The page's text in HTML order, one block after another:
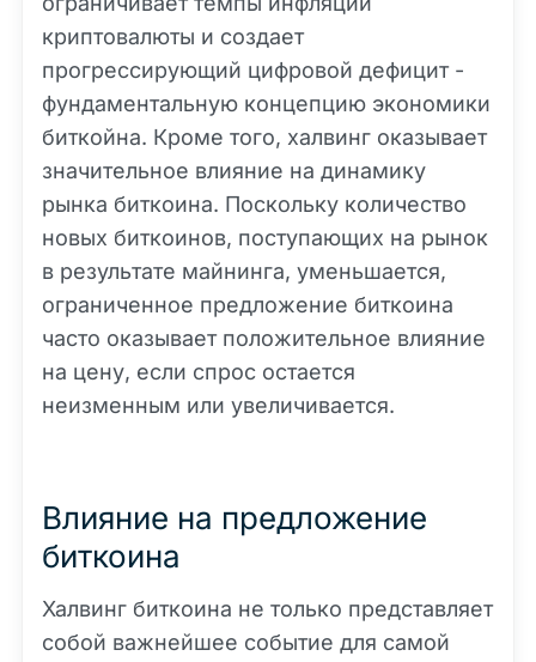
криптовалюты и создает
прогрессирующий цифровой дефицит -
фундаментальную концепцию экономики
биткойна. Кроме того, халвинг оказывает
значительное влияние на динамику
рынка биткоина. Поскольку количество
новых биткоинов, поступающих на рынок
в результате майнинга, уменьшается,
ограниченное предложение биткоина
часто оказывает положительное влияние
на цену, если спрос остается
неизменным или увеличивается.
Влияние на предложение
биткоина
Халвинг биткоина не только представляет
собой важнейшее событие для самой